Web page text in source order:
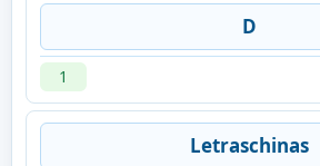
D
1
Letraschinas